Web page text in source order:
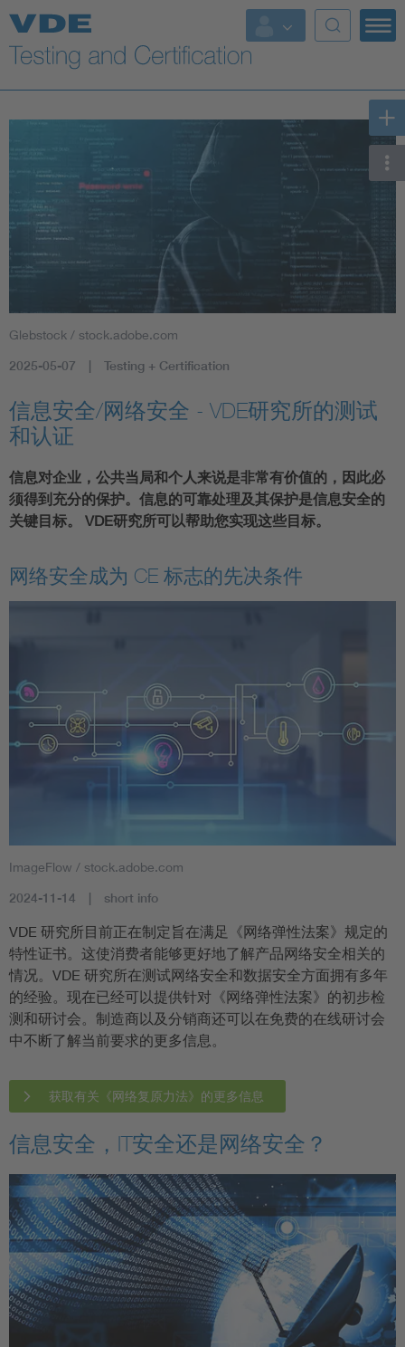
Key Topics
Glebstock / stock.adobe.com
2025-05-07 Testing + Certification
信息安全/网络安全 - VDE研究所的测试
和认证
信息对企业，公共当局和个人来说是非常有价值的，因此必
须得到充分的保护。信息的可靠处理及其保护是信息安全的
关键目标。 VDE研究所可以帮助您实现这些目标。
网络安全成为 CE 标志的先决条件
ImageFlow / stock.adobe.com
2024-11-14 short info
VDE 研究所目前正在制定旨在满足《网络弹性法案》规定的
特性证书。这使消费者能够更好地了解产品网络安全相关的
情况。VDE 研究所在测试网络安全和数据安全方面拥有多年
的经验。现在已经可以提供针对《网络弹性法案》的初步检
测和研讨会。制造商以及分销商还可以在免费的在线研讨会
中不断了解当前要求的更多信息。
获取有关《网络复原力法》的更多信息
信息安全，IT安全还是网络安全？